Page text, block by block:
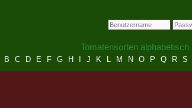
Tomatensorten alphabetisch
B C D E F G H J K L M N O P Q R S